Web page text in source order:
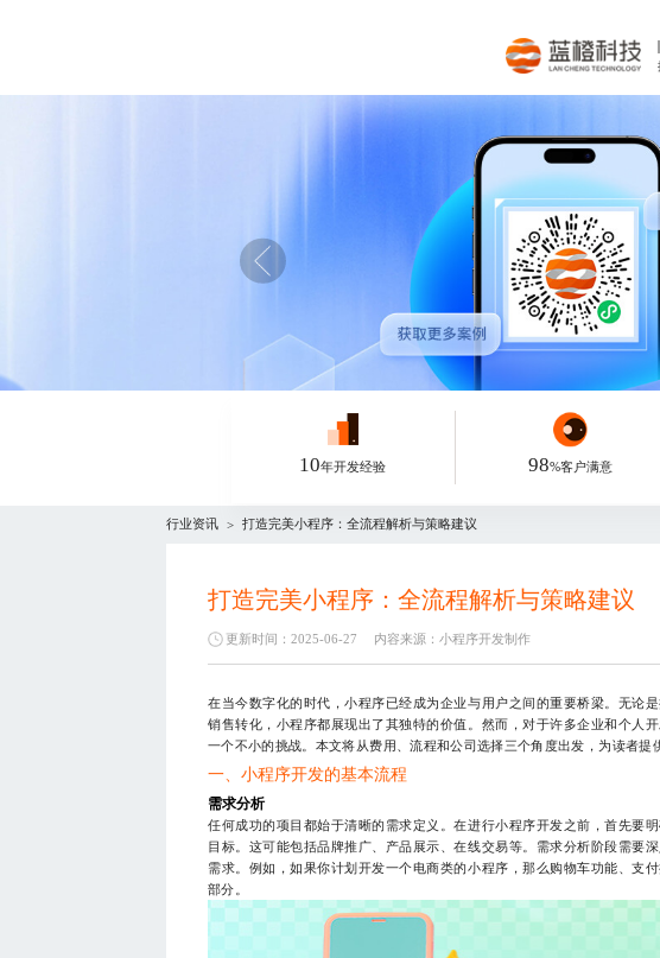
10年开发经验 98%客户满意
行业资讯 > 打造完美小程序：全流程解析与策略建议
打造完美小程序：全流程解析与策略建议
更新时间：2025-06-27 内容来源： 小程序开发制作
在当今数字化的时代，小程序已经成为企业与用户之间的重要桥梁。无论
销售转化，小程序都展现出了其独特的价值。然而，对于许多企业和个人
一个不小的挑战。本文将从费用、流程和公司选择三个角度出发，为读者提
一、小程序开发的基本流程
需求分析
任何成功的项目都始于清晰的需求定义。在进行小程序开发之前，首先要
目标。这可能包括品牌推广、产品展示、在线交易等。需求分析阶段需要
需求。例如，如果你计划开发一个电商类的小程序，那么购物车功能、支
部分。